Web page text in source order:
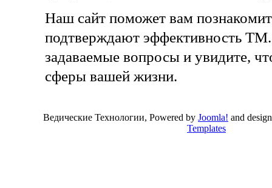
Наш сайт поможет вам
подтверждают эффективность
задаваемые вопросы и увидите,
сферы вашей жизни.
Ведические Технологии, Powered by Joomla! and
Templates